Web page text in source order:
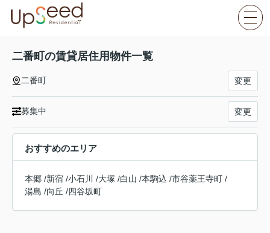
二番町の賃貸居住用物件一覧
二番町 変更
募集中 変更
おすすめのエリア
本郷 /新宿 /小石川 /大塚 /白山 /本駒込 /市谷薬王寺町 /
湯島 /向丘 /四谷坂町